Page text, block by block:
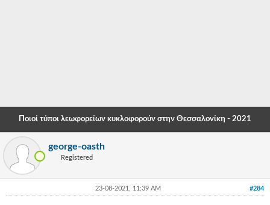
-
-
-
-
Ποιοί τύποι λεωφορείων κυκλοφορούν στην Θεσσαλονίκη - 2021
george-oasth
Registered
#284
23-08-2021, 11:39 AM